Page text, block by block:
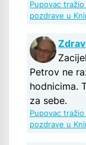
Pupovac
pozdrave u
Petrov ne
hodnicima.
za sebe.
Pupovac
pozdrave u